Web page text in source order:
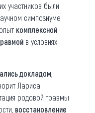
участников были
симпозиуме
комплексной
в условиях
докладом
Лариса
родовой травмы
восстановление